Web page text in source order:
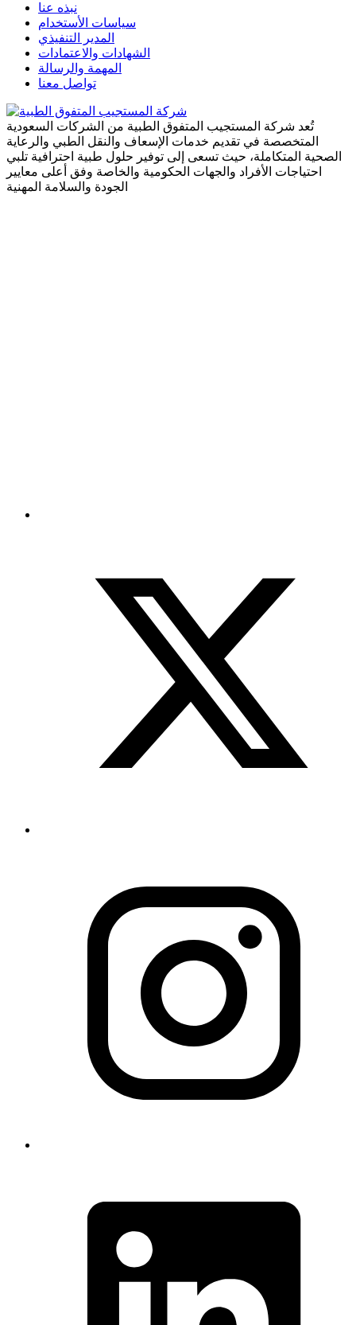
نبذه عنا
سياسات الأستخدام
المدير التنفيذي
الشهادات والاعتمادات
المهمة والرسالة
تواصل معنا
تُعد شركة المستجيب المتفوق الطبية من الشركات السعودية
المتخصصة في تقديم خدمات الإسعاف والنقل الطبي والرعاية
الصحية المتكاملة، حيث تسعى إلى توفير حلول طبية احترافية تلبي
احتياجات الأفراد والجهات الحكومية والخاصة وفق أعلى معايير
الجودة والسلامة المهنية